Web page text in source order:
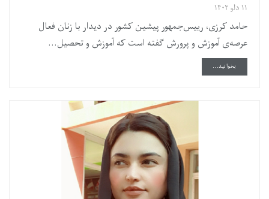
۱۱ دلو ۱۴۰۲
حامد کرزی، رییس‌جمهور پیشین کشور در دیدار با زنان فعال
عرصه‌ی آموزش و پرورش گفته است که آموزش و تحصیل...
بخوانید...